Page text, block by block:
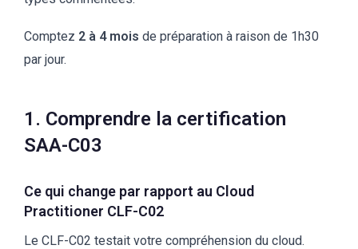
Comptez 2 à 4 mois de préparation à raison de 1h30
par jour.
1. Comprendre la certification
SAA-C03
Ce qui change par rapport au Cloud
Practitioner CLF-C02
Le CLF-C02 testait votre compréhension du cloud.